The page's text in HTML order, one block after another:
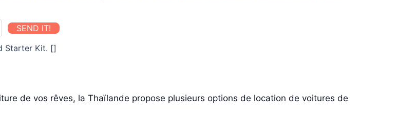
SEND IT!
Starter Kit. []
de vos rêves, la Thaïlande propose plusieurs options de location de voitures de